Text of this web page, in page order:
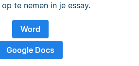
te nemen in je essay.
Word
Google Docs